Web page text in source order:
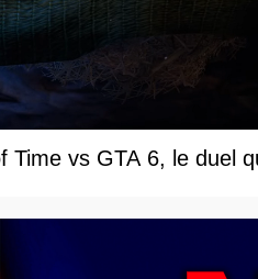
Time vs GTA 6, le duel